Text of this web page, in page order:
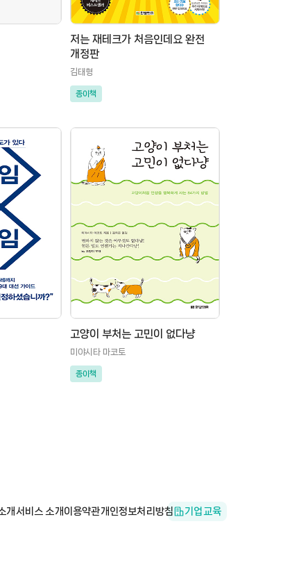
저는 재테크가 처음인데요 완전
개정판
김태형
종이책
고양이 부처는 고민이 없다냥
미야시타 마코토
종이책
개서비스 소개이용약관개인정보처리방침 기업교육